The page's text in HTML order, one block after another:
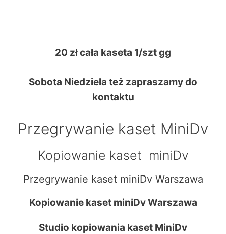
20 zł cała kaseta 1/szt gg
Sobota Niedziela też zapraszamy do
kontaktu
Przegrywanie kaset MiniDv
Kopiowanie kaset miniDv
Przegrywanie kaset miniDv Warszawa
Kopiowanie kaset miniDv Warszawa
Studio kopiowania kaset MiniDv